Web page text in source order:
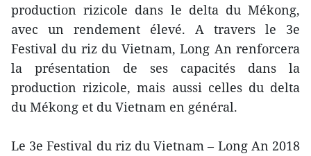
production rizicole dans le delta du Mékong,
avec un rendement élevé. A travers le 3e
Festival du riz du Vietnam, Long An renforcera
la présentation de ses capacités dans la
production rizicole, mais aussi celles du delta
du Mékong et du Vietnam en général.
Le 3e Festival du riz du Vietnam – Long An 2018